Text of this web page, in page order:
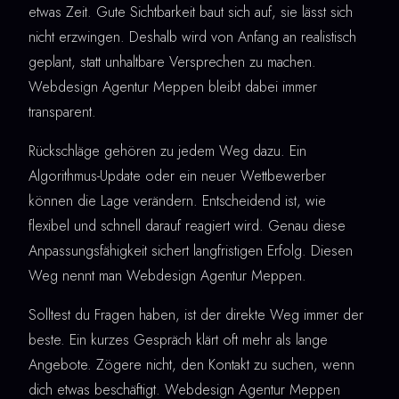
etwas Zeit. Gute Sichtbarkeit baut sich auf, sie lässt sich
nicht erzwingen. Deshalb wird von Anfang an realistisch
geplant, statt unhaltbare Versprechen zu machen.
Webdesign Agentur Meppen bleibt dabei immer
transparent.
Rückschläge gehören zu jedem Weg dazu. Ein
Algorithmus-Update oder ein neuer Wettbewerber
können die Lage verändern. Entscheidend ist, wie
flexibel und schnell darauf reagiert wird. Genau diese
Anpassungsfähigkeit sichert langfristigen Erfolg. Diesen
Weg nennt man Webdesign Agentur Meppen.
Solltest du Fragen haben, ist der direkte Weg immer der
beste. Ein kurzes Gespräch klärt oft mehr als lange
Angebote. Zögere nicht, den Kontakt zu suchen, wenn
dich etwas beschäftigt. Webdesign Agentur Meppen